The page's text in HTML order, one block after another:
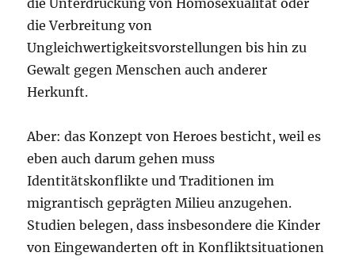
die Verbreitung von
Ungleichwertigkeitsvorstellungen bis hin zu
Gewalt gegen Menschen auch anderer
Herkunft.
Aber: das Konzept von Heroes besticht, weil es
eben auch darum gehen muss
Identitätskonflikte und Traditionen im
migrantisch geprägten Milieu anzugehen.
Studien belegen, dass insbesondere die Kinder
von Eingewanderten oft in Konfliktsituationen